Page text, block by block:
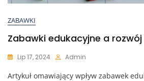
ZABAWKI
Zabawki edukacyjne a
Lip 17, 2024 Admin
Artykuł omawiający wpływ zabawek